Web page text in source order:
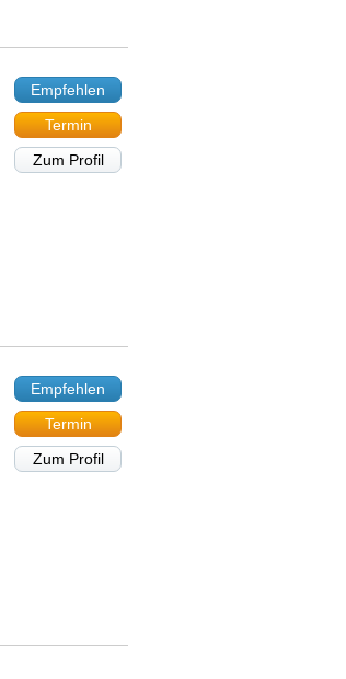
Empfehlen
Termin
Zum Profil
Empfehlen
Termin
Zum Profil